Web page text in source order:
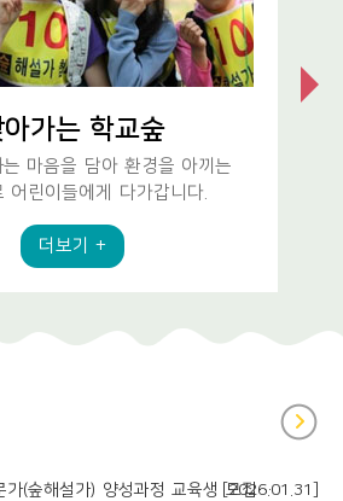
아가는 학교숲
마음을 담아 환경을 아끼는
어린이들에게 다가갑니다.
(숲해설가) 양성과정 교육생 모집공고[2026.01.31]